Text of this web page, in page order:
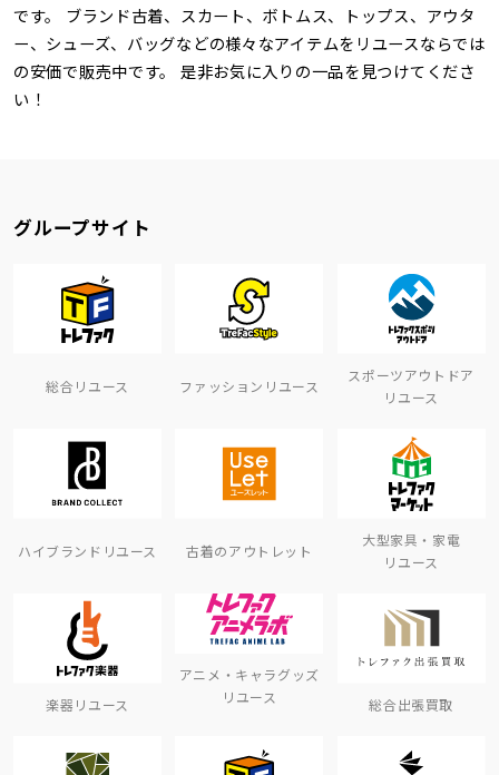
です。 ブランド古着、スカート、ボトムス、トップス、アウタ
ー、シューズ、バッグなどの様々なアイテムをリユースならでは
の安価で販売中です。 是非お気に入りの一品を見つけてくださ
い！
グループサイト
総合リユース ファッションリユース
スポーツアウトドア
リユース
ハイブランドリユース 古着のアウトレット
大型家具・家電
リユース
楽器リユース
アニメ・キャラグッズ
リユース
総合出張買取